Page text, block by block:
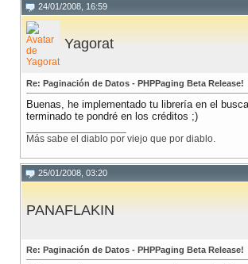
24/01/2008, 16:59
Yagorat
Re: Paginación de Datos - PHPPaging Beta Release!
Buenas, he implementado tu librería en el
terminado te pondré en los créditos ;)
Más sabe el diablo por viejo que por diablo.
25/01/2008, 03:20
PANAFLAKIN
Re: Paginación de Datos - PHPPaging Beta Release!